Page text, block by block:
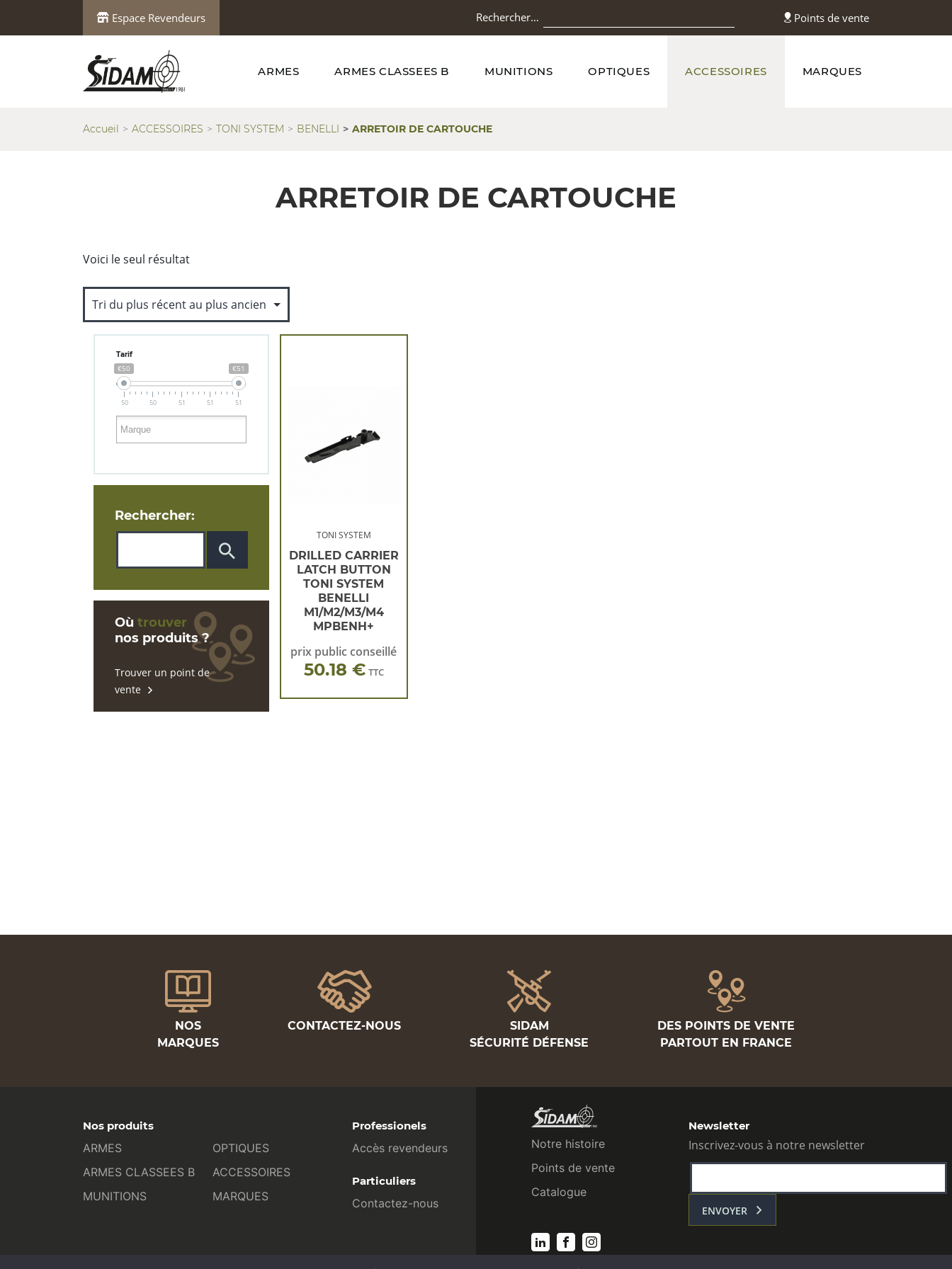
Espace Revendeurs Rechercher… Points de vente
ARMES ARMES CLASSEES B MUNITIONS OPTIQUES ACCESSOIRES MARQUES
Accueil ACCESSOIRES TONI SYSTEM BENELLI ARRETOIR DE CARTOUCHE
ARRETOIR DE CARTOUCHE
Voici le seul résultat
Tarif
€50 €51
50 50 51 51 51
Rechercher:
Où trouver
nos produits ?
Trouver un point de
vente
TONI SYSTEM
DRILLED CARRIER
LATCH BUTTON
TONI SYSTEM
BENELLI
M1/M2/M3/M4
MPBENH+
prix public conseillé
50.18 € TTC
NOS
MARQUES
CONTACTEZ-NOUS
SIDAM
SÉCURITÉ DÉFENSE
DES POINTS DE VENTE
PARTOUT EN FRANCE
Nos produits
ARMES
ARMES CLASSEES B
MUNITIONS
OPTIQUES
ACCESSOIRES
MARQUES
Professionels
Accès revendeurs
Particuliers
Contactez-nous
Notre histoire
Points de vente
Catalogue
Newsletter
Inscrivez-vous à notre newsletter
ENVOYER